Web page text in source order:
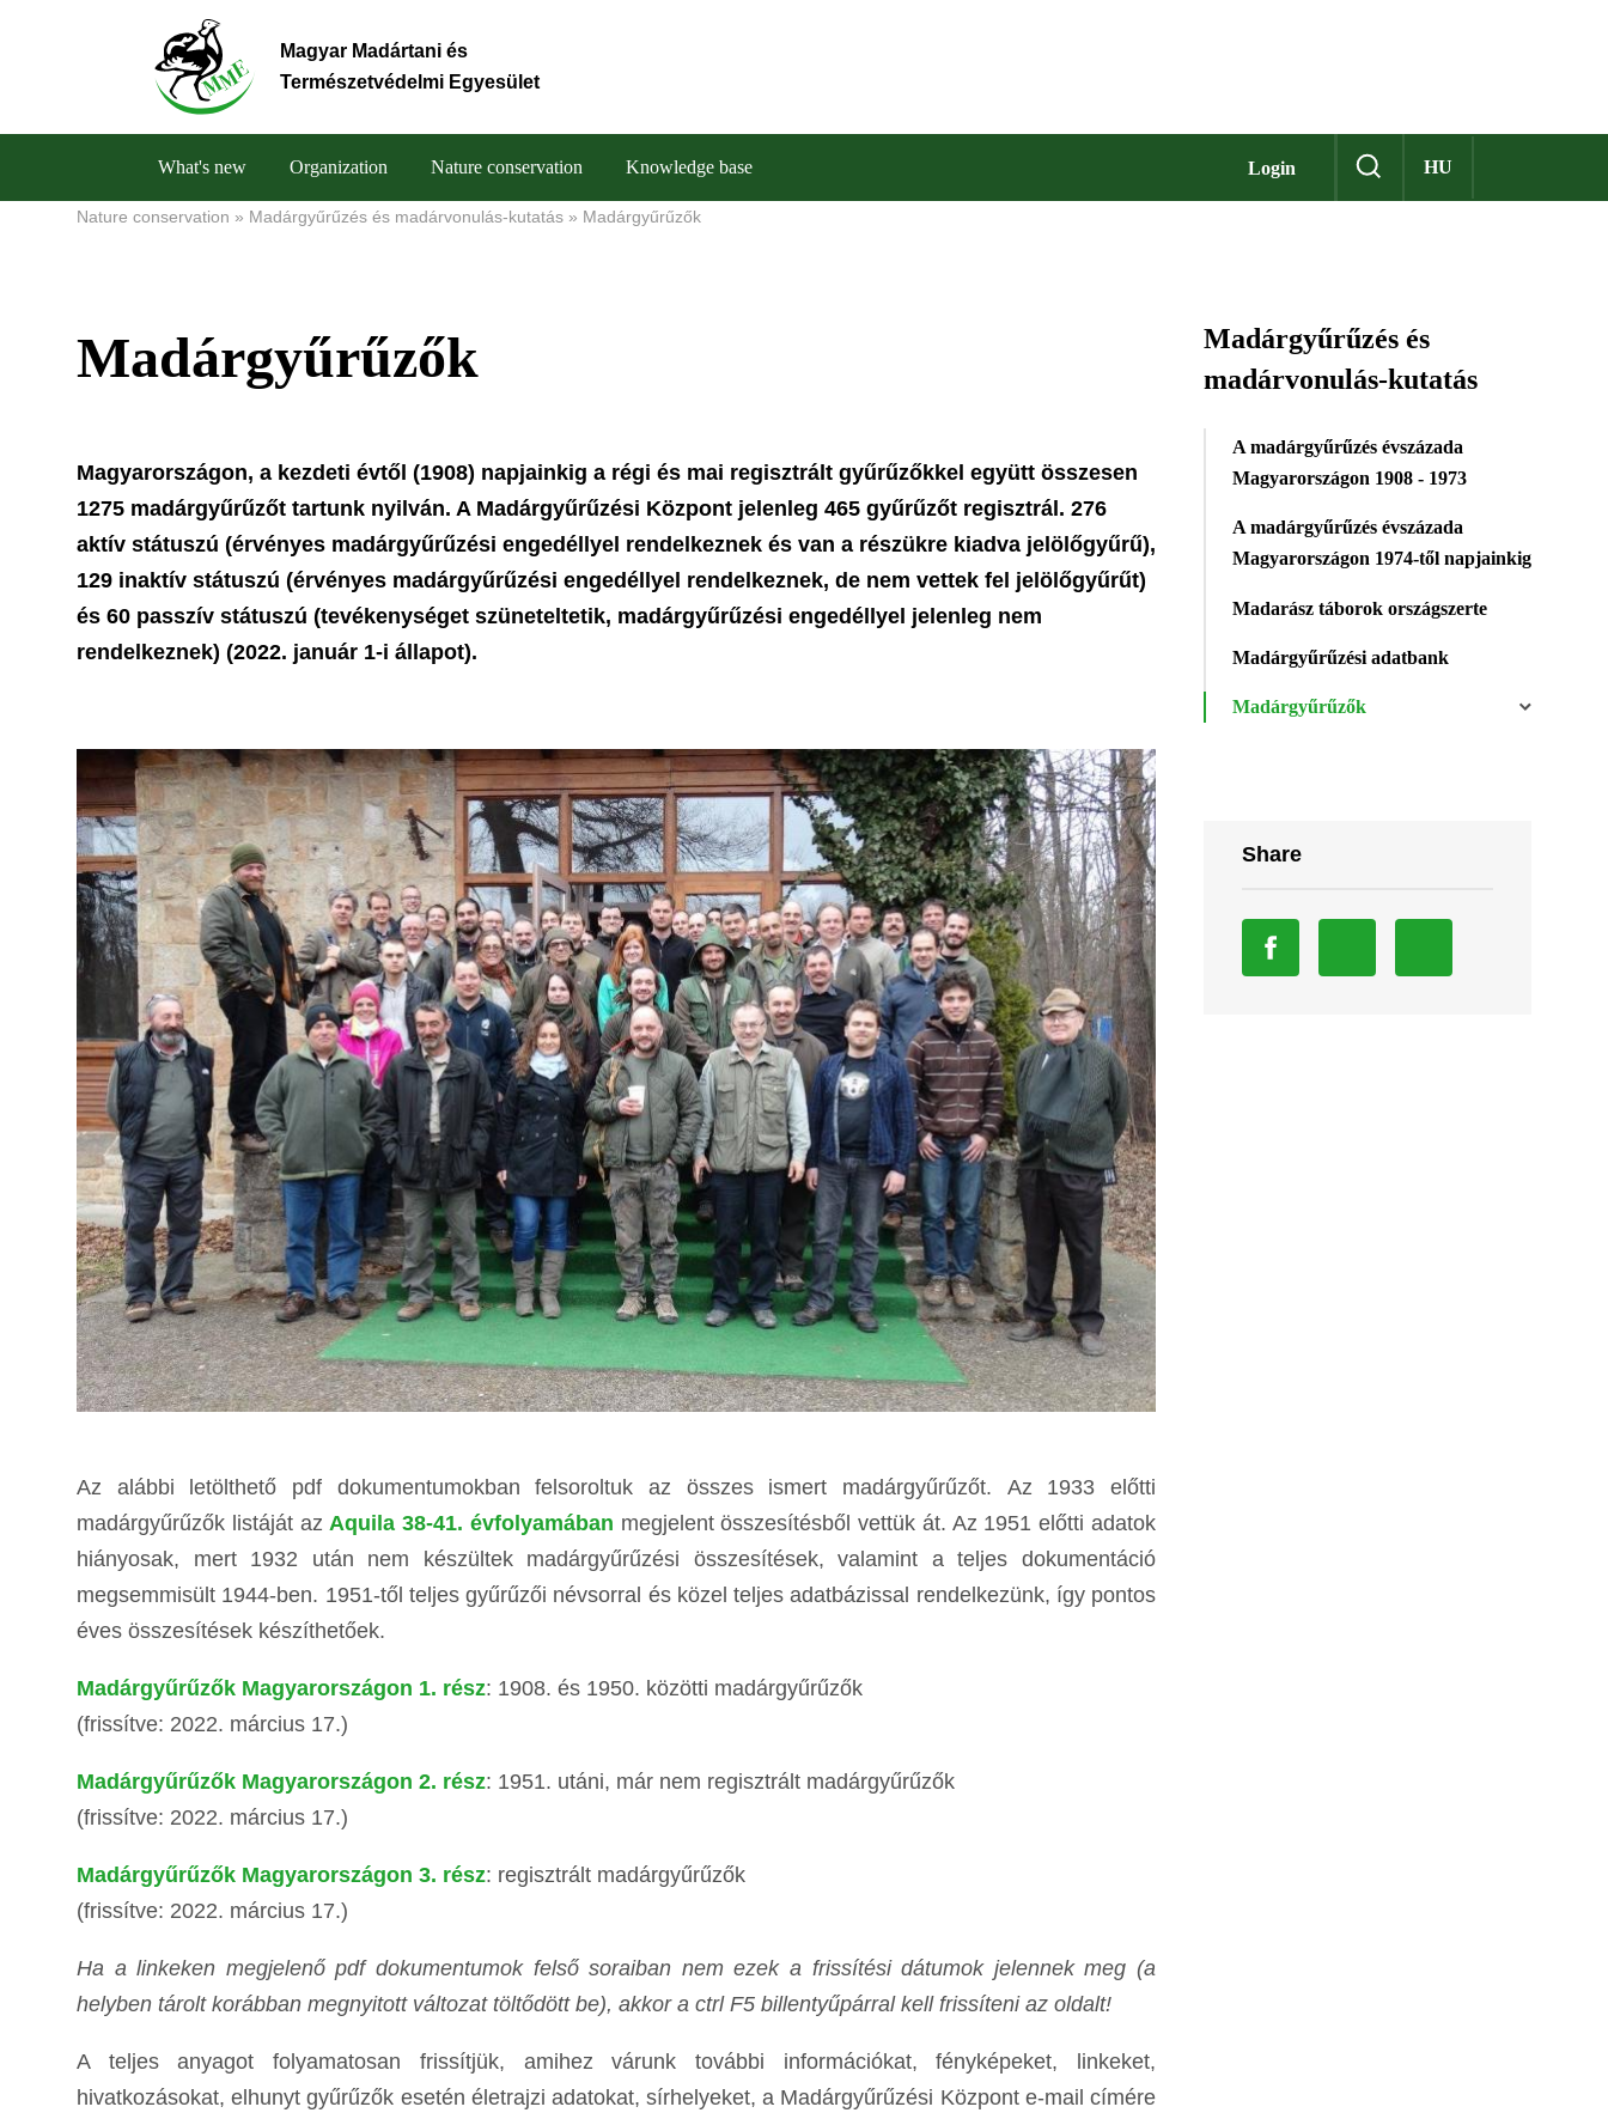
Magyar Madártani és
Természetvédelmi Egyesület
Login HU
Main
What's new Organization Nature conservation Knowledge base
Nature conservation Madárgyűrűzés és madárvonulás-kutatás Madárgyűrűzők
Madárgyűrűzők
Magyarországon, a kezdeti évtől (1908) napjainkig a régi és mai regisztrált gyűrűzőkkel együtt összesen
1275 madárgyűrűzőt tartunk nyilván. A Madárgyűrűzési Központ jelenleg 465 gyűrűzőt regisztrál. 276
aktív státuszú (érvényes madárgyűrűzési engedéllyel rendelkeznek és van a részükre kiadva jelölőgyűrű),
129 inaktív státuszú (érvényes madárgyűrűzési engedéllyel rendelkeznek, de nem vettek fel jelölőgyűrűt)
és 60 passzív státuszú (tevékenységet szüneteltetik, madárgyűrűzési engedéllyel jelenleg nem
rendelkeznek) (2022. január 1-i állapot).
Az alábbi letölthető pdf dokumentumokban felsoroltuk az összes ismert madárgyűrűzőt. Az 1933 előtti
madárgyűrűzők listáját az Aquila 38-41. évfolyamában megjelent összesítésből vettük át. Az 1951 előtti adatok
hiányosak, mert 1932 után nem készültek madárgyűrűzési összesítések, valamint a teljes dokumentáció
megsemmisült 1944-ben. 1951-től teljes gyűrűzői névsorral és közel teljes adatbázissal rendelkezünk, így pontos
éves összesítések készíthetőek.
Madárgyűrűzők Magyarországon 1. rész: 1908. és 1950. közötti madárgyűrűzők
(frissítve: 2022. március 17.)
Madárgyűrűzők Magyarországon 2. rész: 1951. utáni, már nem regisztrált madárgyűrűzők
(frissítve: 2022. március 17.)
Madárgyűrűzők Magyarországon 3. rész: regisztrált madárgyűrűzők
(frissítve: 2022. március 17.)
Ha a linkeken megjelenő pdf dokumentumok felső soraiban nem ezek a frissítési dátumok jelennek meg (a
helyben tárolt korábban megnyitott változat töltődött be), akkor a ctrl F5 billentyűpárral kell frissíteni az oldalt!
A teljes anyagot folyamatosan frissítjük, amihez várunk további információkat, fényképeket, linkeket,
hivatkozásokat, elhunyt gyűrűzők esetén életrajzi adatokat, sírhelyeket, a Madárgyűrűzési Központ e-mail címére
Madárgyűrűzés és
madárvonulás-kutatás
A madárgyűrűzés évszázada
Magyarországon 1908 - 1973
A madárgyűrűzés évszázada
Magyarországon 1974-től napjainkig
Madarász táborok országszerte
Madárgyűrűzési adatbank
Madárgyűrűzők
Share